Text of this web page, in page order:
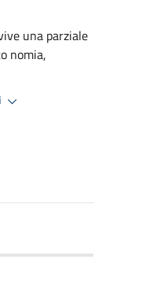
una parziale
nomia,